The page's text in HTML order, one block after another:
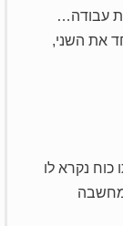
עבודה…
את השני,
כוח נקרא לו
מחשבה